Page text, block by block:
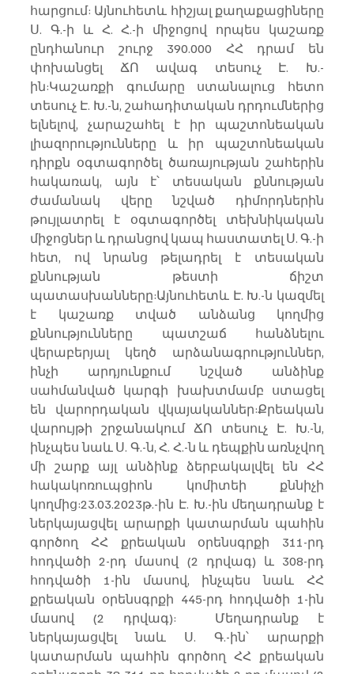
հարցում: Այնուհետև հիշյալ քաղաքացիները
Ս. Գ.-ի և Հ. Հ.-ի միջոցով որպես կաշառք
ընդհանուր շուրջ 390.000 ՀՀ դրամ են
փոխանցել ՃՈ ավագ տեսուչ Է. Խ.-
ին:Կաշառքի գումարը ստանալուց հետո
տեսուչ Է. Խ.-ն, շահադիտական դրդումներից
ելնելով, չարաշահել է իր պաշտոնեական
լիազորությունները և իր պաշտոնեական
դիրքն օգտագործել ծառայության շահերին
հակառակ, այն է՝ տեսական քննության
ժամանակ վերը նշված դիմորդներին
թույլատրել է օգտագործել տեխնիկական
միջոցներ և դրանցով կապ հաստատել Ս. Գ.-ի
հետ, ով նրանց թելադրել է տեսական
քննության թեստի ճիշտ
պատասխանները:Այնուհետև Է. Խ.-ն կազմել
է կաշառք տված անձանց կողմից
քննությունները պատշաճ հանձնելու
վերաբերյալ կեղծ արձանագրություններ,
ինչի արդյունքում նշված անձինք
սահմանված կարգի խախտմամբ ստացել
են վարորդական վկայականներ:Քրեական
վարույթի շրջանակում ՃՈ տեսուչ Է. Խ.-ն,
ինչպես նաև Ս. Գ.-ն, Հ. Հ.-ն և դեպքին առնչվող
մի շարք այլ անձինք ձերբակալվել են ՀՀ
հակակոռուպցիոն կոմիտեի քննիչի
կողմից:23.03.2023թ.-ին Է. Խ.-ին մեղադրանք է
ներկայացվել արարքի կատարման պահին
գործող ՀՀ քրեական օրենսգրքի 311-րդ
հոդվածի 2-րդ մասով (2 դրվագ) և 308-րդ
հոդվածի 1-ին մասով, ինչպես նաև ՀՀ
քրեական օրենսգրքի 445-րդ հոդվածի 1-ին
մասով (2 դրվագ):  Մեղադրանք է
ներկայացվել նաև Ս. Գ.-ին՝ արարքի
կատարման պահին գործող ՀՀ քրեական